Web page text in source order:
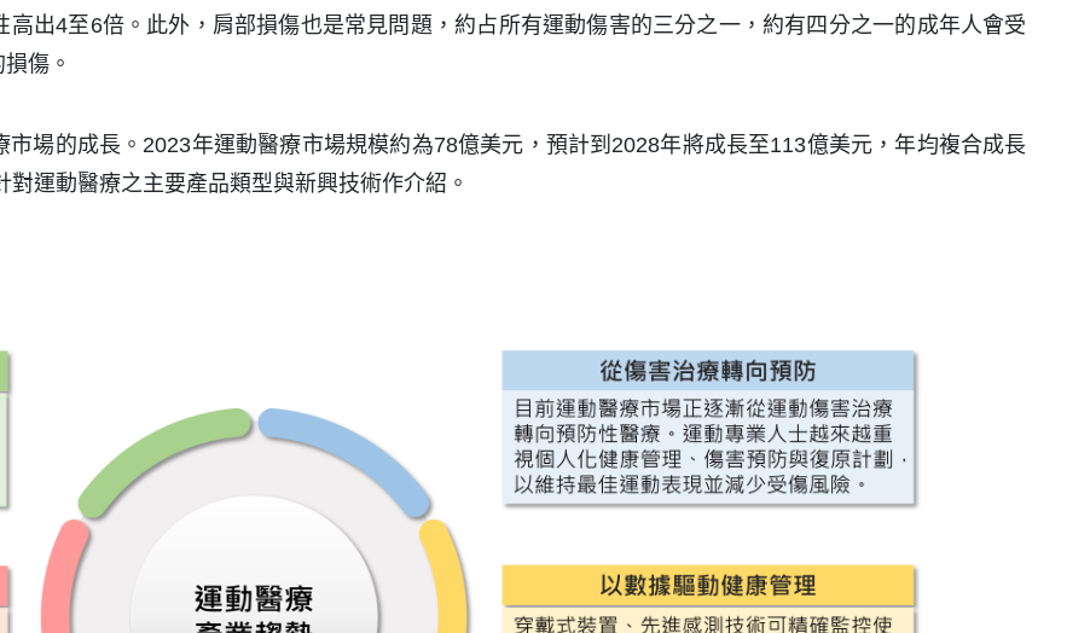
出4至6倍。此外，肩部損傷也是常見問題，約占所有運動傷害的三分之一，約有四分之一的成年人會受
傷。
場的成長。2023年運動醫療市場規模約為78億美元，預計到2028年將成長至113億美元，年均複合成長
運動醫療之主要產品類型與新興技術作介紹。